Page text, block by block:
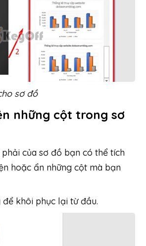
sơ đồ
những cột trong sơ
của sơ đồ bạn có thể tích
hoặc ẩn những cột mà bạn
để khôi phục lại từ đầu.